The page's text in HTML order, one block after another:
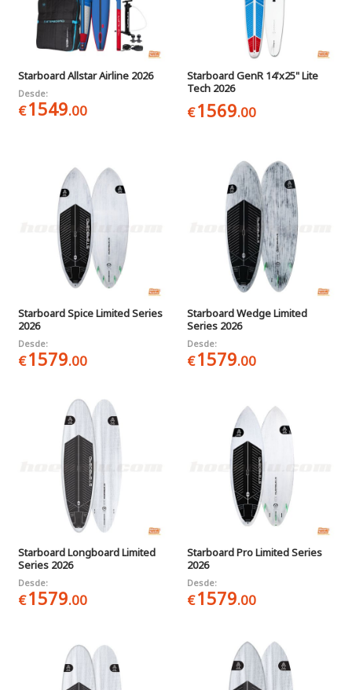
Starboard Allstar Airline 2026
Desde:
€1549.00
Starboard GenR 14'x25" Lite
Tech 2026
€1569.00
Starboard Spice Limited Series
2026
Desde:
€1579.00
Starboard Wedge Limited
Series 2026
Desde:
€1579.00
Starboard Longboard Limited
Series 2026
Desde:
€1579.00
Starboard Pro Limited Series
2026
Desde:
€1579.00